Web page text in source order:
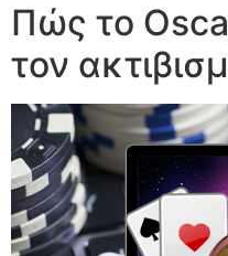
Πώς το
τον